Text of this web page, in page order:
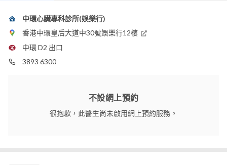
中環心臟專科診所(娛樂行)
香港中環皇后大道中30號娛樂行12樓
中環 D2 出口
3893 6300
不設網上預約
很抱歉，此醫生尚未啟用網上預約服務。